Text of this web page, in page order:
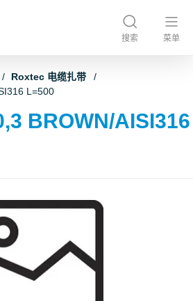
搜索 菜单
Roxtec 电缆扎带
L=500
BROWN/AISI316